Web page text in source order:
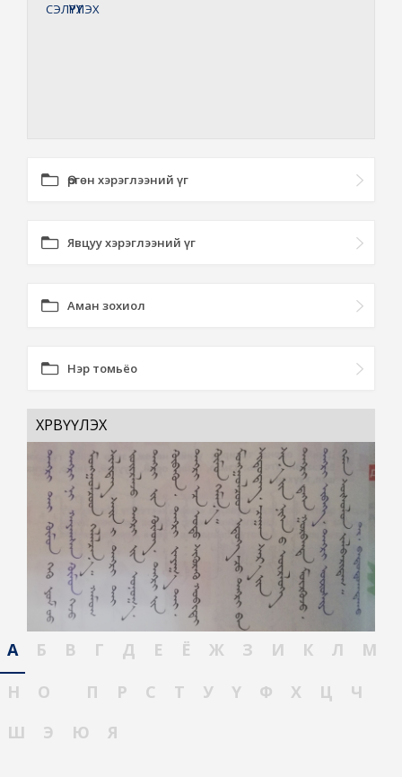
СЭЛҮҮРҮҮЛЭХ
Өргөн хэрэглээний үг
Явцуу хэрэглээний үг
Аман зохиол
Нэр томьёо
ХӨРВҮҮЛЭХ
А Б В Г Д Е Ё Ж З И К Л
М
Н
О П Р С Т У Ү Ф Х Ц
Ч
Ш
Э Ю Я